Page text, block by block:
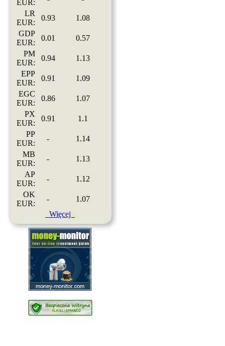
EUR:
LR
EUR:
0.93
1.08
GDP
EUR:
0.01
0.57
PM
EUR:
0.94
1.13
EPP
EUR:
0.91
1.09
EGC
EUR:
0.86
1.07
PX
EUR:
0.91
1.1
PP
EUR:
-
1.14
MB
EUR:
-
1.13
AP
EUR:
-
1.12
OK
EUR:
-
1.07
Więcej